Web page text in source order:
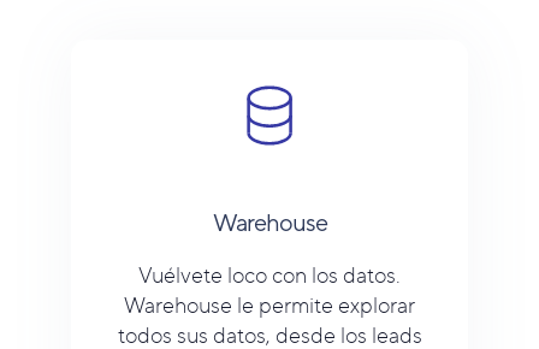
Warehouse
Vuélvete loco con los datos.
Warehouse le permite explorar
todos sus datos, desde los leads